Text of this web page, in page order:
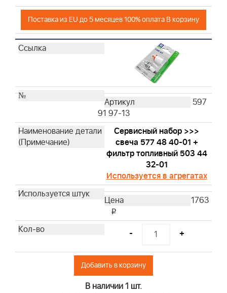
Поставка из EU до 5 месяцев 100% оплата В корзину
597
91 97-13
Сервисный набор >>>
свеча 577 48 40-01 +
фильтр топливный 503 44
32-01
Используется в агрегатах
1763
i
- +
Добавить в корзину
В наличии 1 шт.